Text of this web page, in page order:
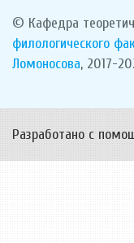
© Кафедра
филологического
Ломоносова, 2017-
Разработано с